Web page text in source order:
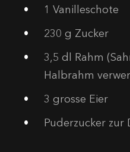
1 Vanilleschote
230 g Zucker
3,5 dl Rahm
Halbrahm
3 grosse Eier
Puderzucker zur